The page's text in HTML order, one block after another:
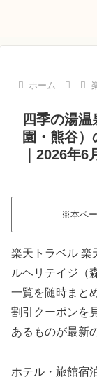
ホーム
四季の湯
園・熊谷
｜2026年
※本ペ
楽天トラベル 楽
ルヘリテイジ（
一覧を随時まと
割引クーポンを
あるものが最新
ホテル・旅館宿